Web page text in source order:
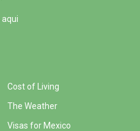
aqui
Cost of Living
The Weather
Visas for Mexico